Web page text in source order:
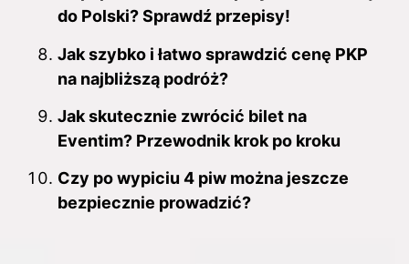
do Polski? Sprawdź przepisy!
Jak szybko i łatwo sprawdzić cenę PKP
na najbliższą podróż?
Jak skutecznie zwrócić bilet na
Eventim? Przewodnik krok po kroku
Czy po wypiciu 4 piw można jeszcze
bezpiecznie prowadzić?